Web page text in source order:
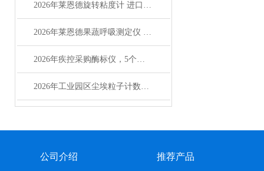
2026年莱恩德旋转粘度计 进口国产对标选型指南
2026年莱恩德果蔬呼吸测定仪 检测效率较传统方式提8倍
2026年疾控采购酶标仪，5个成本维度要算清
2026年工业园区尘埃粒子计数器选型实用指南
公司介绍 推荐产品